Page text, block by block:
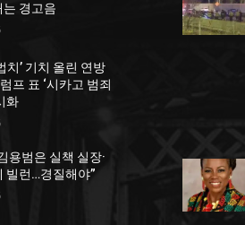
는 경고음
치’ 기치 올린 연방
프 표 ‘시카고 범죄
화
용범은 실책 실장·
빌런…경질해야”